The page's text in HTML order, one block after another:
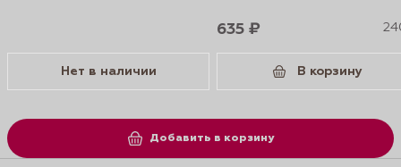
Нет в наличии
635 ₽
В корзину
Добавить в корзину